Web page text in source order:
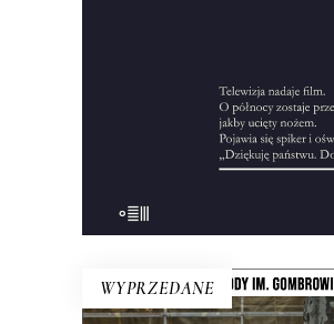
44.00zł 10.00zł
KSIĄŻKA DO KOSZYKA
WYPRZEDANE